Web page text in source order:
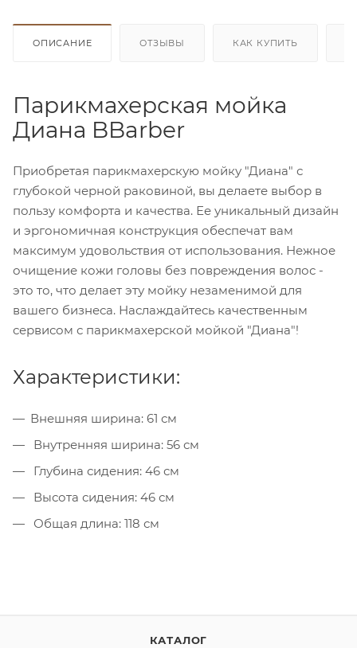
ОПИСАНИЕ ОТЗЫВЫ КАК КУПИТЬ
Парикмахерская мойка
Диана BBarber
Приобретая парикмахерскую мойку "Диана" с
глубокой черной раковиной, вы делаете выбор в
пользу комфорта и качества. Ее уникальный дизайн
и эргономичная конструкция обеспечат вам
максимум удовольствия от использования. Нежное
очищение кожи головы без повреждения волос -
это то, что делает эту мойку незаменимой для
вашего бизнеса. Наслаждайтесь качественным
сервисом с парикмахерской мойкой "Диана"!
Характеристики:
Внешняя ширина: 61 см
Внутренняя ширина: 56 см
Глубина сидения: 46 см
Высота сидения: 46 см
Общая длина: 118 см
КАТАЛОГ